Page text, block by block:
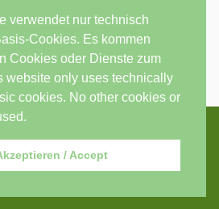
modernthemes.net
verwendet nur technisch
Cookies. Es kommen
Cookies oder Dienste zum
website only uses technically
cookies. No other cookies or
/ Accept